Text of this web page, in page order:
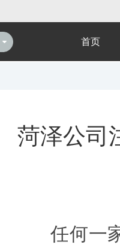
首页
菏泽公司
任何一家